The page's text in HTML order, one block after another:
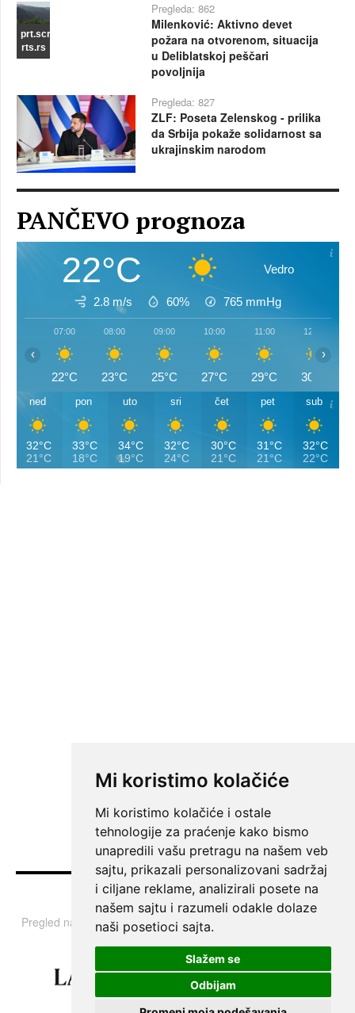
Mi koristimo kolačiće
Mi koristimo kolačiće i ostale
tehnologije za praćenje kako bismo
unapredili vašu pretragu na našem veb
sajtu, prikazali personalizovani sadržaj
i ciljane reklame, analizirali posete na
našem sajtu i razumeli odakle dolaze
naši posetioci sajta.
Slažem se
Odbijam
prt.scr
rts.rs
Pregleda: 862
Milenković: Aktivno devet
požara na otvorenom, situacija
u Deliblatskoj peščari
povoljnija
Pregleda: 827
ZLF: Poseta Zelenskog - prilika
da Srbija pokaže solidarnost sa
ukrajinskim narodom
PANČEVO prognoza
22°C Vedro
2.8 m/s 60% 765 mmHg
07:00
22°C
08:00
23°C
09:00
25°C
10:00
27°C
11:00
29°C
12:00
30°C
‹ ›
ned
32°C
21°C
pon
33°C
18°C
uto
34°C
19°C
sri
32°C
24°C
čet
30°C
21°C
pet
31°C
21°C
sub
32°C
22°C
Vesti
Pregled najvažnijih informacija i tema iz Srbije, regiona i sveta.